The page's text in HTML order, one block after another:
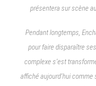
présentera sur scène
Pendant longtemps,
pour faire disparaître
complexe s’est
affiché aujourd’hui comme